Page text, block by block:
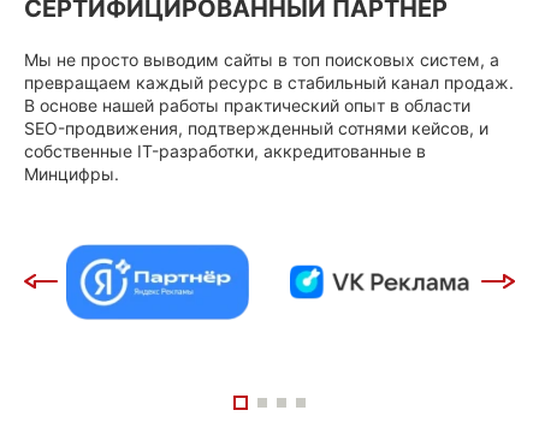
СЕРТИФИЦИРОВАННЫЙ ПАРТНЕР
Мы не просто выводим сайты в топ поисковых систем, а
превращаем каждый ресурс в стабильный канал продаж.
В основе нашей работы практический опыт в области
SEO-продвижения, подтвержденный сотнями кейсов, и
собственные IT-разработки, аккредитованные в
Минцифры.